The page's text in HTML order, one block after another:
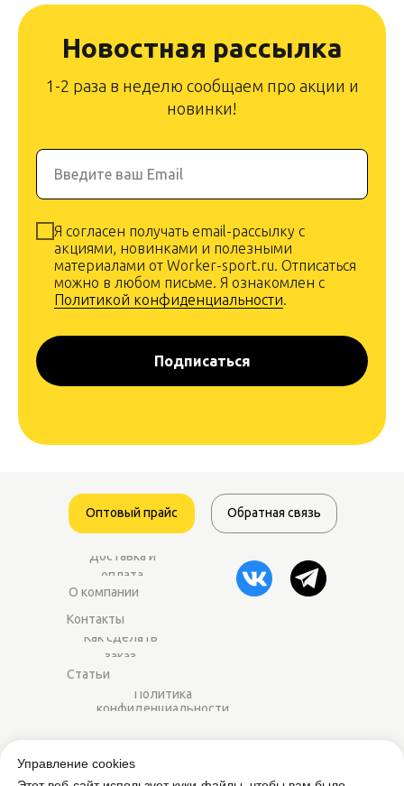
Управление cookies
Новостная рассылка
1-2 раза в неделю сообщаем про акции и
новинки!
Введите ваш Email
Я согласен получать email-рассылку с
акциями, новинками и полезными
материалами от Worker-sport.ru. Отписаться
можно в любом письме. Я ознакомлен с
Политикой конфиденциальности.
Подписаться
Контакты
О компании
Доставка и
оплата
Оптовый прайс Обратная связь
2014–2025 ©
Статьи
Как сделать
заказ
Политика
конфиденциальности